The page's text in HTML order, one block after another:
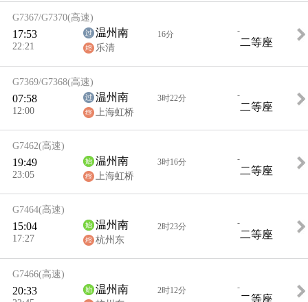
G7367/G7370(高速)
17:53
22:21
温州南
乐清
16分 -
二等座
G7369/G7368(高速)
07:58
12:00
温州南
上海虹桥
3时22分 -
二等座
G7462(高速)
19:49
23:05
温州南
上海虹桥
3时16分 -
二等座
G7464(高速)
15:04
17:27
温州南
杭州东
2时23分 -
二等座
G7466(高速)
20:33 温州南 2时12分 -
二等座